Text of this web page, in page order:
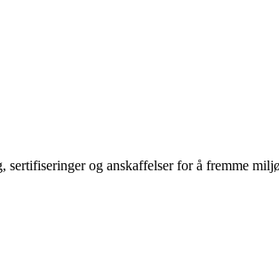
og anskaffelser for å fremme